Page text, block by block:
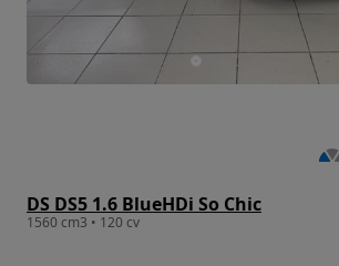
DS DS5 1.6 BlueHDi So Chic
1560 cm3 • 120 cv